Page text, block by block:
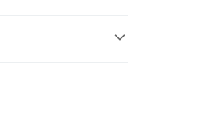
請聯繫「AFTEE先享後